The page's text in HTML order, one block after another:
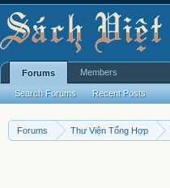
Forums Thư Viện Tổng Hợp
Forums
Search Forums Recent Posts
Members